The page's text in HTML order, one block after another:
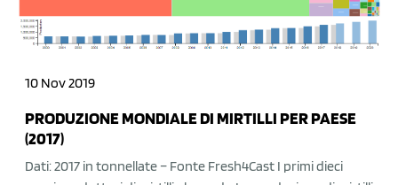
10 Nov 2019
PRODUZIONE MONDIALE DI MIRTILLI PER PAESE
(2017)
Dati: 2017 in tonnellate – Fonte Fresh4Cast I primi dieci